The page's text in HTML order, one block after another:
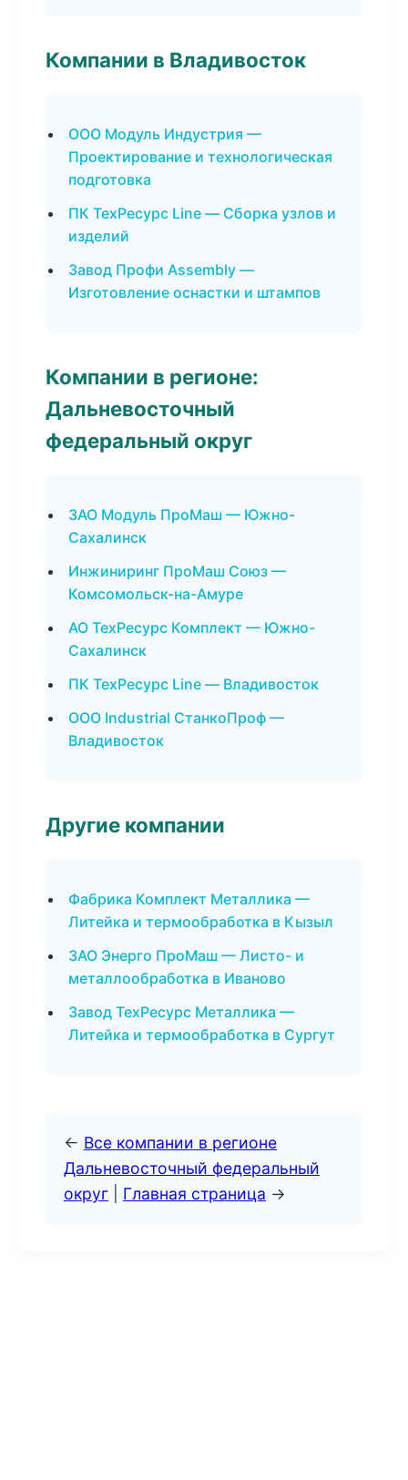
Компании в Владивосток
ООО Модуль Индустрия —
Проектирование и технологическая
подготовка
ПК ТехРесурс Line — Сборка узлов и
изделий
Завод Профи Assembly —
Изготовление оснастки и штампов
Компании в регионе:
Дальневосточный
федеральный округ
ЗАО Модуль ПроМаш — Южно-
Сахалинск
Инжиниринг ПроМаш Союз —
Комсомольск-на-Амуре
АО ТехРесурс Комплект — Южно-
Сахалинск
ПК ТехРесурс Line — Владивосток
ООО Industrial СтанкоПроф —
Владивосток
Другие компании
Фабрика Комплект Металлика —
Литейка и термообработка в Кызыл
ЗАО Энерго ПроМаш — Листо- и
металлообработка в Иваново
Завод ТехРесурс Металлика —
Литейка и термообработка в Сургут
← Все компании в регионе
Дальневосточный федеральный
округ
Главная страница →